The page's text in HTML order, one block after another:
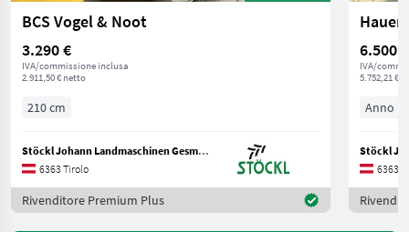
BCS Vogel & Noot
3.290 €
IVA/commissione inclusa
2.911,50 € netto
210 cm
Stöckl Johann Landmaschinen GesmbH & Co KG
6363 Tirolo
Rivenditore Premium Plus
Hauer
6.500 €
IVA/
5.752,21 €
Anno
6363